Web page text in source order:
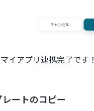
イアプリ連携完了です！
ートのコピー